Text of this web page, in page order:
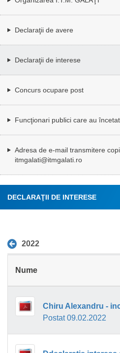
Declaraţii de avere
Declaraţii de interese
Concurs ocupare post
Funcţionari publici care au
Adresa de e-mail transmitere
itmgalati@itmgalati.ro
DECLARAŢII DE INTERESE
2022
Nume
Chiru Alexandru -
Postat 09.02.2022